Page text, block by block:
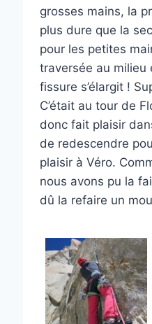
grosses mains, la
plus dure que la
pour les petites
traversée au milieu
fissure s’élargit !
C’était au tour de
donc fait plaisir
de redescendre
plaisir à Véro.
nous avons pu la
dû la refaire un